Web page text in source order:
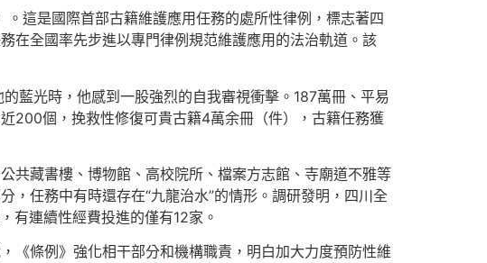
這是國際首部古籍維護應用任務的處所性律例，標志著四
在全國率先步進以專門律例規范維護應用的法治軌道。該
藍光時，他感到一股強烈的自我審視衝擊。187萬冊、平易
200個，挽救性修復可貴古籍4萬余冊（件），古籍任務獲
共藏書樓、博物館、高校院所、檔案方志館、寺廟道不雅等
，任務中有時還存在“九龍治水”的情形。調研發明，四川全
有連續性經費投進的僅有12家。
《條例》強化相干部分和機構職責，明白加大力度預防性維